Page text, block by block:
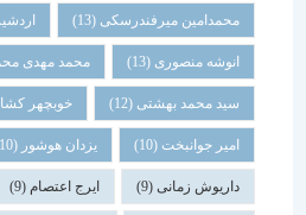
محمدامین میرفندرسکی(13) اردشیر
انوشه منصوری(13) محمد مهدی محمودی(13)
سید محمد بهشتی(12) خوبچهر کشاورزی(10)
امیر جوانبخت(10) یزدان هوشور(10)
داریوش زمانی(9) ایرج اعتصام(9)